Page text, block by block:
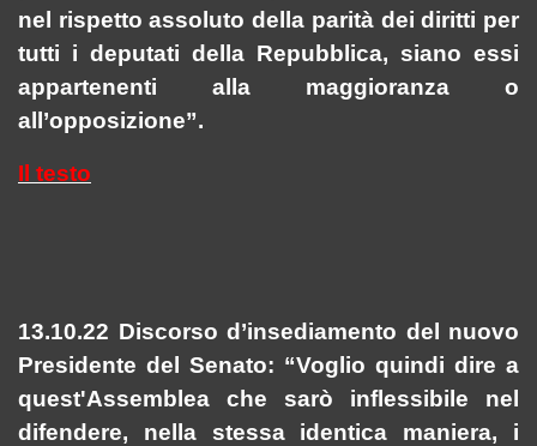
nel rispetto assoluto della parità dei diritti per
tutti i deputati della Repubblica, siano essi
appartenenti alla maggioranza o
all’opposizione”.
Il testo
13.10.22 Discorso d’insediamento del nuovo
Presidente del Senato: “Voglio quindi dire a
quest'Assemblea che sarò inflessibile nel
difendere, nella stessa identica maniera, i